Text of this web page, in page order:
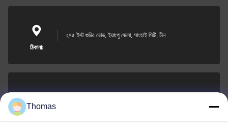
ঠিকানা:
২৭৫ ইস্ট গুডিং রোড, ইয়াংপু জেলা, সাংহাই সিটি, চীন
Thomas